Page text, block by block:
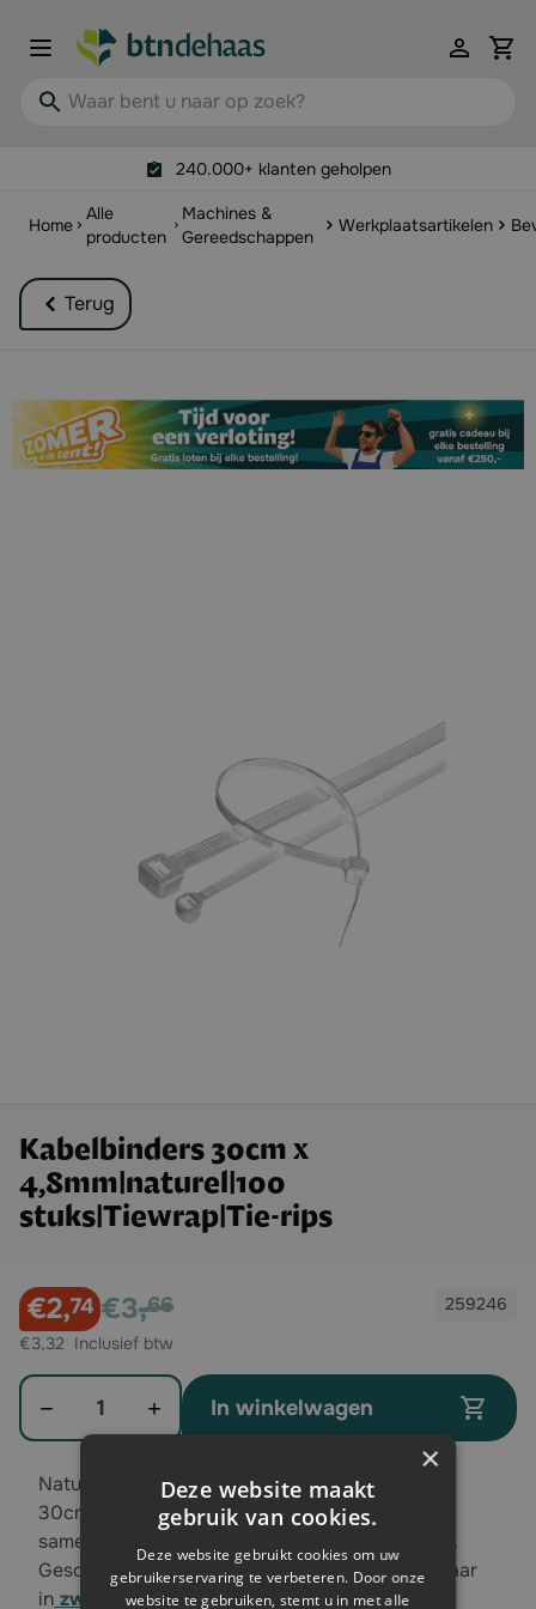
Waar bent u naar op zoek?
240.000+ klanten geholpen
Home
Alle
producten
Machines &
Gereedschappen
Werkplaatsartikelen
Terug
Kabelbinders 30cm x
4,8mm|naturel|100
stuks|Tiewrap|Tie-rips
Exclusief btw:
€2,74 Exclusief btw
€3,66
€3,32
259246
Aantal
In winkelwagen
Naturel / wit kleurige kabelbinders 100 stuks |
30cm x 4,8 mm, voor het vastmaken of
samenbundelen van materialen en voorwerpen.
Geschikt voor eenmalig gebruik. Ook verkrijgbaar
in zwart, kleur en andere afmetingen.
×
Deze website maakt
gebruik van cookies.
Deze website gebruikt cookies om uw
gebruikerservaring te verbeteren. Door onze
website te gebruiken, stemt u in met alle